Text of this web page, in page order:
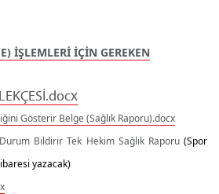
İŞLEMLERİ İÇİN GEREKEN
Gösterir Belge (Sağlık Raporu).docx
Bildirir Tek Hekim Sağlık Raporu (Spor
yazacak)